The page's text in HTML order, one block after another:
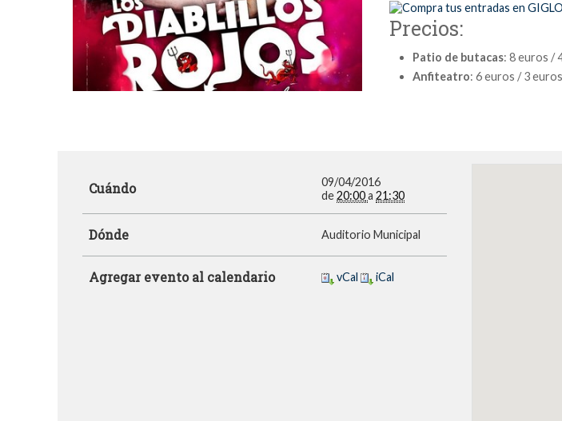
Precios:
Patio de butacas: 8 euros /
Anfiteatro: 6 euros / 3
Cuándo
09/04/2016
de20:00a21:30
Dónde Auditorio Municipal
Agregar evento al calendario vCal iCal